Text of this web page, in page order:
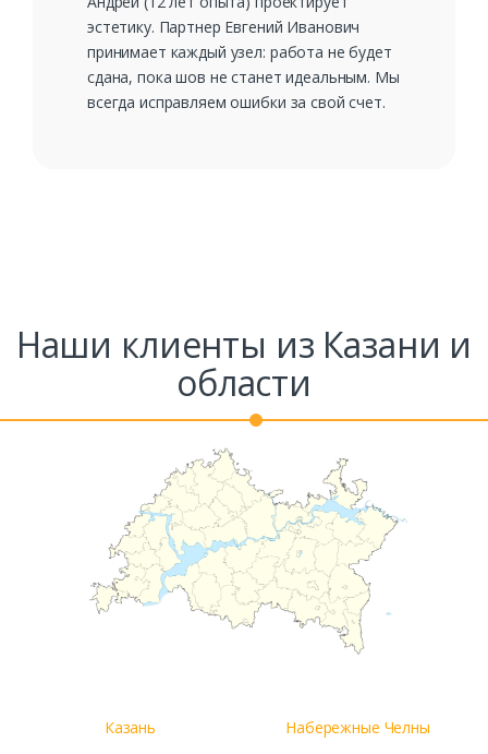
эстетику. Партнер Евгений Иванович
принимает каждый узел: работа не будет
сдана, пока шов не станет идеальным. Мы
всегда исправляем ошибки за свой счет.
Наши клиенты из Казани и
области
Казань Набережные Челны